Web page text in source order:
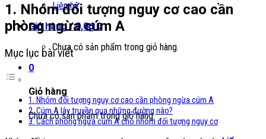
Liên hệ
Giỏ hàng /0,0₫ 0
Chưa có sản phẩm trong giỏ hàng.
0
Giỏ hàng
Chưa có sản phẩm trong giỏ hàng.
1. Nhóm đối tượng nguy cơ cao cần
phòng ngừa cúm A
Mục lục bài viết
1. Nhóm đối tượng nguy cơ cao cần phòng ngừa cúm A
2. Cúm A lây truyền qua những đường nào?
3. Cách phòng ngừa cúm A cho nhóm đối tượng nguy cơ